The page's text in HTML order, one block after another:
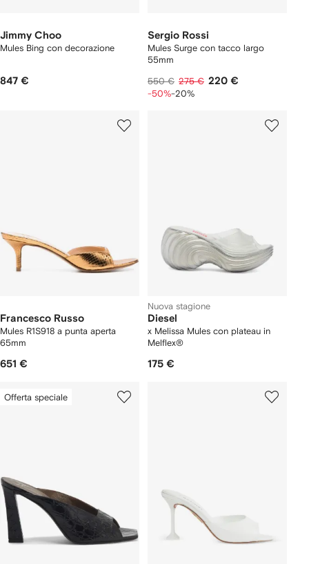
Jimmy Choo
Mules Bing con decorazione
847 €
Sergio Rossi
Mules Surge con tacco largo
55mm
550 € 275 € 220 €
-50%-20%
Francesco Russo
Mules R1S918 a punta aperta
65mm
651 €
Nuova stagione
Diesel
x Melissa Mules con plateau in
Melflex®
175 €
Offerta speciale